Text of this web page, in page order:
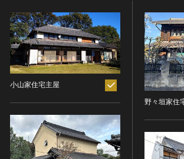
全国の美術館・博物館
世界遺産
無形文化遺産
お知らせ一覧
ヘルプ
このサイト
関連サイト
文化遺産データベース
小山家住宅主屋
野々垣家住
制作者名
時代
旧石器 [日本]
縄文 [日本]
弥生 [日本]
分野
分野を選択